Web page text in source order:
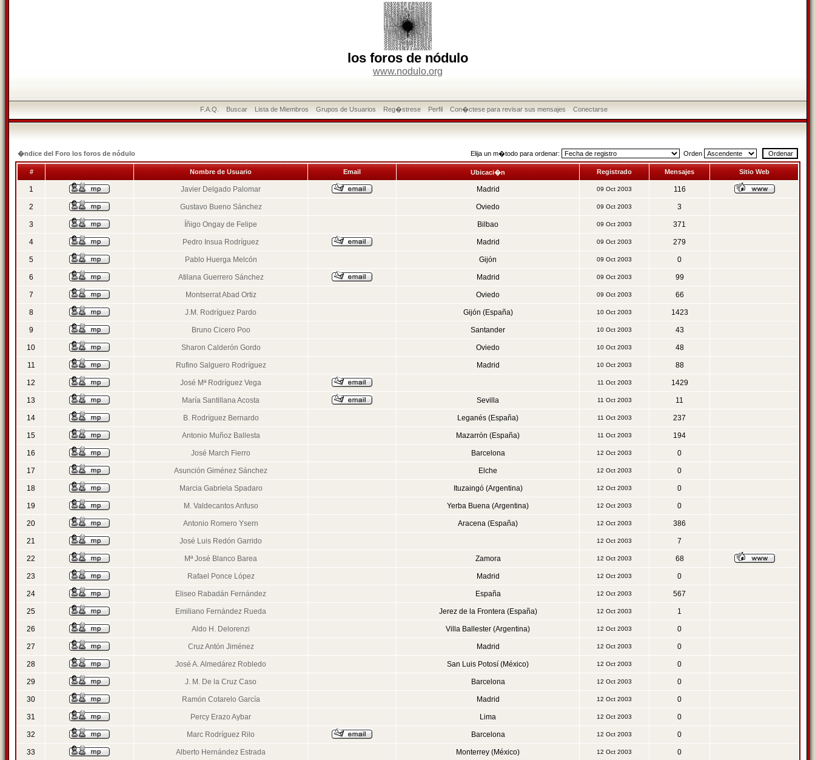
los foros de nódulo
www.nodulo.org
F.A.Q. Buscar Lista de Miembros Grupos de Usuarios Reg�strese Perfil Con�ctese para revisar sus mensajes Conectarse
�ndice del Foro los foros de nódulo Elija un m�todo para ordenar: Orden
# Nombre de Usuario Email Ubicaci�n Registrado Mensajes Sitio Web
1 Javier Delgado Palomar Madrid 09 Oct 2003 116
2 Gustavo Bueno Sánchez Oviedo 09 Oct 2003 3
3 Íñigo Ongay de Felipe Bilbao 09 Oct 2003 371
4 Pedro Insua Rodríguez Madrid 09 Oct 2003 279
5 Pablo Huerga Melcón Gijón 09 Oct 2003 0
6 Atilana Guerrero Sánchez Madrid 09 Oct 2003 99
7 Montserrat Abad Ortiz Oviedo 09 Oct 2003 66
8 J.M. Rodríguez Pardo Gijón (España) 10 Oct 2003 1423
9 Bruno Cicero Poo Santander 10 Oct 2003 43
10 Sharon Calderón Gordo Oviedo 10 Oct 2003 48
11 Rufino Salguero Rodríguez Madrid 10 Oct 2003 88
12 José Mª Rodríguez Vega 11 Oct 2003 1429
13 María Santillana Acosta Sevilla 11 Oct 2003 11
14 B. Rodríguez Bernardo Leganés (España) 11 Oct 2003 237
15 Antonio Muñoz Ballesta Mazarrón (España) 11 Oct 2003 194
16 José March Fierro Barcelona 12 Oct 2003 0
17 Asunción Giménez Sánchez Elche 12 Oct 2003 0
18 Marcia Gabriela Spadaro Ituzaingó (Argentina) 12 Oct 2003 0
19 M. Valdecantos Anfuso Yerba Buena (Argentina) 12 Oct 2003 0
20 Antonio Romero Ysern Aracena (España) 12 Oct 2003 386
21 José Luis Redón Garrido 12 Oct 2003 7
22 Mª José Blanco Barea Zamora 12 Oct 2003 68
23 Rafael Ponce López Madrid 12 Oct 2003 0
24 Eliseo Rabadán Fernández España 12 Oct 2003 567
25 Emiliano Fernández Rueda Jerez de la Frontera (España) 12 Oct 2003 1
26 Aldo H. Delorenzi Villa Ballester (Argentina) 12 Oct 2003 0
27 Cruz Antón Jiménez Madrid 12 Oct 2003 0
28 José A. Almedárez Robledo San Luis Potosí (México) 12 Oct 2003 0
29 J. M. De la Cruz Caso Barcelona 12 Oct 2003 0
30 Ramón Cotarelo García Madrid 12 Oct 2003 0
31 Percy Erazo Aybar Lima 12 Oct 2003 0
32 Marc Rodríguez Rilo Barcelona 12 Oct 2003 0
33 Alberto Hernández Estrada Monterrey (México) 12 Oct 2003 0